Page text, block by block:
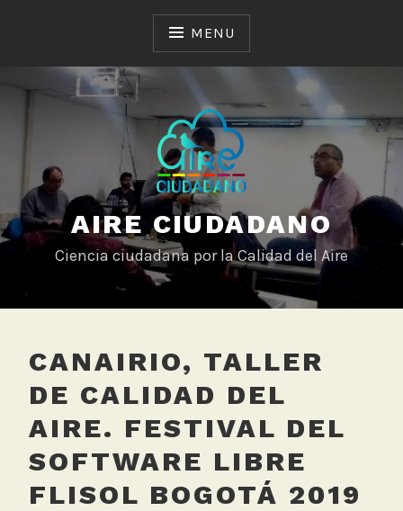
MENU
AIRE CIUDADANO
Ciencia ciudadana por la Calidad del Aire
CANAIRIO, TALLER
DE CALIDAD DEL
AIRE. FESTIVAL DEL
SOFTWARE LIBRE
FLISOL BOGOTÁ 2019